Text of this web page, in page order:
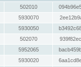
502010
5930070
5930050
502070
5952065
5930020